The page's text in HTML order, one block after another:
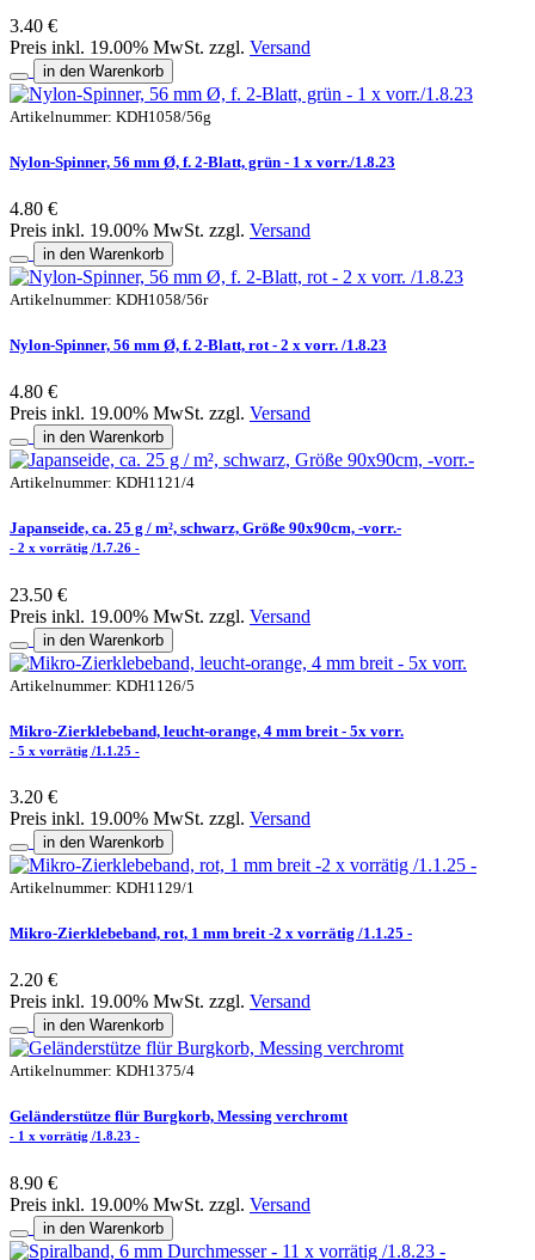
3.40 €
Preis inkl. 19.00% MwSt. zzgl. Versand
in den Warenkorb
Artikelnummer: KDH1058/56g
Nylon-Spinner, 56 mm Ø, f. 2-Blatt, grün - 1 x vorr./1.8.23
4.80 €
Preis inkl. 19.00% MwSt. zzgl. Versand
in den Warenkorb
Artikelnummer: KDH1058/56r
Nylon-Spinner, 56 mm Ø, f. 2-Blatt, rot - 2 x vorr. /1.8.23
4.80 €
Preis inkl. 19.00% MwSt. zzgl. Versand
in den Warenkorb
Artikelnummer: KDH1121/4
Japanseide, ca. 25 g / m², schwarz, Größe 90x90cm, -vorr.-
- 2 x vorrätig /1.7.26 -
23.50 €
Preis inkl. 19.00% MwSt. zzgl. Versand
in den Warenkorb
Artikelnummer: KDH1126/5
Mikro-Zierklebeband, leucht-orange, 4 mm breit - 5x vorr.
- 5 x vorrätig /1.1.25 -
3.20 €
Preis inkl. 19.00% MwSt. zzgl. Versand
in den Warenkorb
Artikelnummer: KDH1129/1
Mikro-Zierklebeband, rot, 1 mm breit -2 x vorrätig /1.1.25 -
2.20 €
Preis inkl. 19.00% MwSt. zzgl. Versand
in den Warenkorb
Artikelnummer: KDH1375/4
Geländerstütze flür Burgkorb, Messing verchromt
- 1 x vorrätig /1.8.23 -
8.90 €
Preis inkl. 19.00% MwSt. zzgl. Versand
in den Warenkorb